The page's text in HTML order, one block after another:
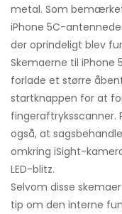
metal. Som
iPhone 5C-
der oprindeligt blev
Skemaerne til iPhone
forlade et større
startknappen for at
fingeraftryksscanner.
også, at
omkring iSight-
LED-blitz.
Selvom disse
tip om den interne